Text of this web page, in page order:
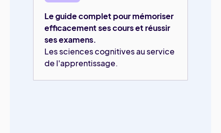
Le guide complet pour mémoriser
efficacement ses cours et réussir
ses examens.
Les sciences cognitives au service
de l'apprentissage.